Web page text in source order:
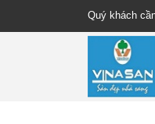
Quý khách